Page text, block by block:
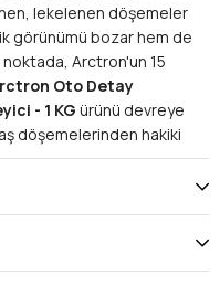
lekelenen döşemeler
görünümü bozar hem de
Arctron'un 15
Oto Detay
- 1 KG ürünü devreye
döşemelerinden hakiki
tüm iç mekan
temizlik sunar.
ve kötü kokuları
yapısını korur.